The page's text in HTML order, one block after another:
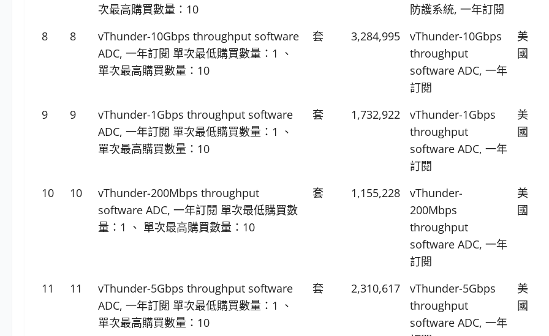
次最高購買數量：10
防護系統, 一年訂閱
8 8
vThunder-10Gbps throughput software
ADC, 一年訂閱 單次最低購買數量：1 、
單次最高購買數量：10
套 3,284,995
vThunder-10Gbps
throughput
software ADC, 一年
訂閱
美
國
9 9
vThunder-1Gbps throughput software
ADC, 一年訂閱 單次最低購買數量：1 、
單次最高購買數量：10
套 1,732,922
vThunder-1Gbps
throughput
software ADC, 一年
訂閱
美
國
10 10
vThunder-200Mbps throughput
software ADC, 一年訂閱 單次最低購買數
量：1 、 單次最高購買數量：10
套 1,155,228
vThunder-
200Mbps
throughput
software ADC, 一年
訂閱
美
國
11 11
vThunder-5Gbps throughput software
ADC, 一年訂閱 單次最低購買數量：1 、
單次最高購買數量：10
套 2,310,617
vThunder-5Gbps
throughput
software ADC, 一年
美
國